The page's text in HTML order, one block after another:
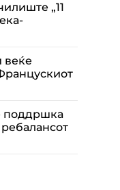
„11
веќе
поддршка